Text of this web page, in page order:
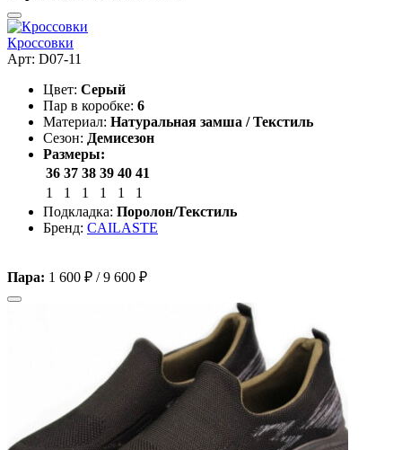
Кроссовки
Арт: D07-11
Цвет: Серый
Пар в коробке: 6
Материал: Натуральная замша / Текстиль
Сезон: Демисезон
Размеры:
36 37 38 39 40 41
1
1 1 1 1
1
Подкладка: Поролон/Текстиль
Бренд: CAILASTE
Пара: 1 600 ₽ /9 600 ₽